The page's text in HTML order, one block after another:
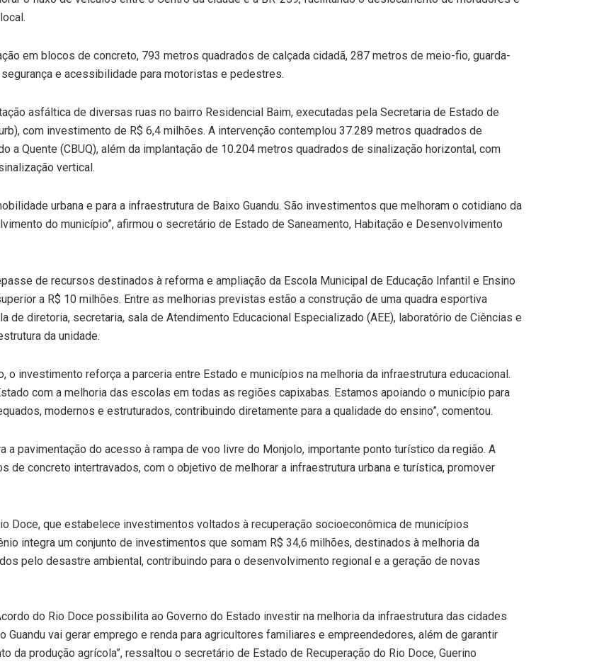
em blocos de concreto, 793 metros quadrados de calçada cidadã, 287 metros de meio-fio, guarda-
e acessibilidade para motoristas e pedestres.
asfáltica de diversas ruas no bairro Residencial Baim, executadas pela Secretaria de Estado de
com investimento de R$ 6,4 milhões. A intervenção contemplou 37.289 metros quadrados de
a Quente (CBUQ), além da implantação de 10.204 metros quadrados de sinalização horizontal, com
vertical.
urbana e para a infraestrutura de Baixo Guandu. São investimentos que melhoram o cotidiano da
do município”, afirmou o secretário de Estado de Saneamento, Habitação e Desenvolvimento
de recursos destinados à reforma e ampliação da Escola Municipal de Educação Infantil e Ensino
a R$ 10 milhões. Entre as melhorias previstas estão a construção de uma quadra esportiva
diretoria, secretaria, sala de Atendimento Educacional Especializado (AEE), laboratório de Ciências e
da unidade.
o investimento reforça a parceria entre Estado e municípios na melhoria da infraestrutura educacional.
com a melhoria das escolas em todas as regiões capixabas. Estamos apoiando o município para
modernos e estruturados, contribuindo diretamente para a qualidade do ensino”, comentou.
a pavimentação do acesso à rampa de voo livre do Monjolo, importante ponto turístico da região. A
de concreto intertravados, com o objetivo de melhorar a infraestrutura urbana e turística, promover
Doce, que estabelece investimentos voltados à recuperação socioeconômica de municípios
integra um conjunto de investimentos que somam R$ 34,6 milhões, destinados à melhoria da
pelo desastre ambiental, contribuindo para o desenvolvimento regional e a geração de novas
do Rio Doce possibilita ao Governo do Estado investir na melhoria da infraestrutura das cidades
vai gerar emprego e renda para agricultores familiares e empreendedores, além de garantir
da produção agrícola”, ressaltou o secretário de Estado de Recuperação do Rio Doce, Guerino